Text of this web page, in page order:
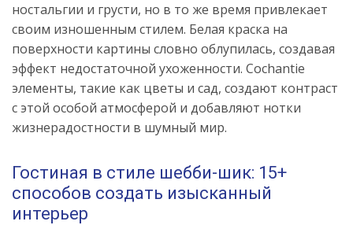
ностальгии и грусти, но в то же время привлекает
своим изношенным стилем. Белая краска на
поверхности картины словно облупилась, создавая
эффект недостаточной ухоженности. Сochantie
элементы, такие как цветы и сад, создают контраст
с этой особой атмосферой и добавляют нотки
жизнерадостности в шумный мир.
Гостиная в стиле шебби-шик: 15+
способов создать изысканный
интерьер